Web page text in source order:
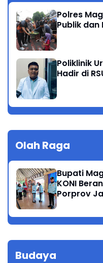
Polres
Publik dan
Poliklinik
Hadir di
Olah Raga
Bupati
KONI
Porprov
Budaya